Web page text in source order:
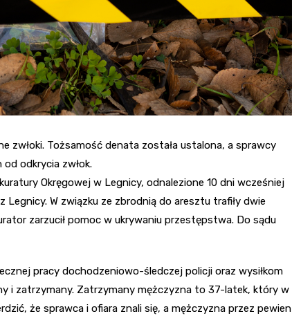
zwłoki. Tożsamość denata została ustalona, a sprawcy
odkrycia zwłok.
Okręgowej w Legnicy, odnalezione 10 dni wcześniej
W związku ze zbrodnią do aresztu trafiły dwie
zarzucił pomoc w ukrywaniu przestępstwa. Do sądu
pracy dochodzeniowo-śledczej policji oraz wysiłkom
i zatrzymany. Zatrzymany mężczyzna to 37-latek, który w
że sprawca i ofiara znali się, a mężczyzna przez pewien